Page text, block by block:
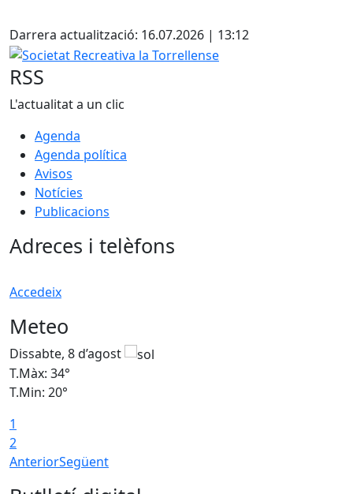
Darrera actualització: 16.07.2026 | 13:12
Societat Recreativa la Torrellense
RSS
L'actualitat a un clic
Agenda
Agenda política
Avisos
Notícies
Publicacions
Adreces i telèfons
Accedeix
Meteo
Dissabte, 8 d’agost
T.Màx: 34°
T.Min: 20°
1
2
AnteriorSegüent